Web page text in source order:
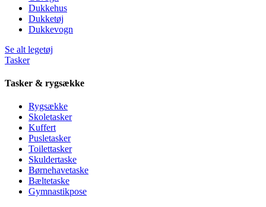
Dukkehus
Dukketøj
Dukkevogn
Se alt legetøj
Tasker
Tasker & rygsække
Rygsække
Skoletasker
Kuffert
Pusletasker
Toilettasker
Skuldertaske
Børnehavetaske
Bæltetaske
Gymnastikpose